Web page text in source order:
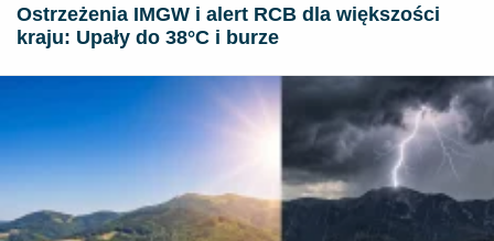
Ostrzeżenia IMGW i alert RCB dla większości
kraju: Upały do 38°C i burze